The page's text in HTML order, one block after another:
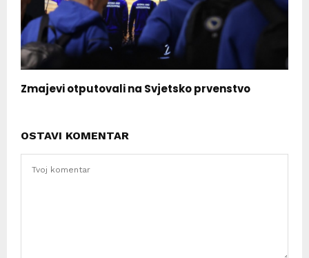
Zmajevi otputovali na Svjetsko prvenstvo
OSTAVI KOMENTAR